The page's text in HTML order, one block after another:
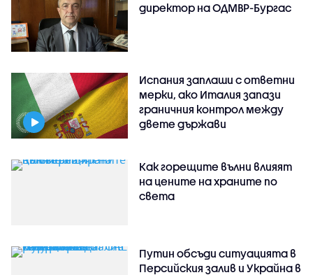
директор на ОДМВР-Бургас
Испания заплаши с ответни
мерки, ако Италия запази
граничния контрол между
двете държави
Как горещите вълни влияят
на цените на храните по
света
Путин обсъди ситуацията в
Персийския залив и Украйна в